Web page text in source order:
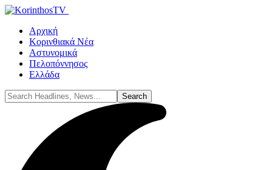
Αρχική
Κορινθιακά Νέα
Αστυνομικά
Πελοπόννησος
Ελλάδα